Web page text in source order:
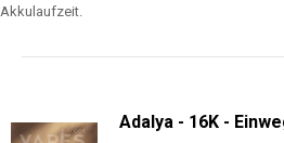
Akkulaufzeit.
Adalya - 16K -